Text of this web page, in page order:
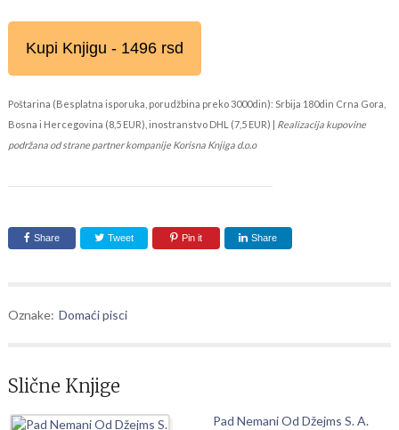
Kupi Knjigu - 1496 rsd
Poštarina (Besplatna isporuka, porudžbina preko 3000din): Srbija 180din Crna Gora,
Bosna i Hercegovina (8,5 EUR), inostranstvo DHL (7,5 EUR) | Realizacija kupovine
podržana od strane partner kompanije Korisna Knjiga d.o.o
Share Tweet Pin it Share
Oznake: Domaći pisci
Slične Knjige
Pad Nemani Od Džejms S. A.